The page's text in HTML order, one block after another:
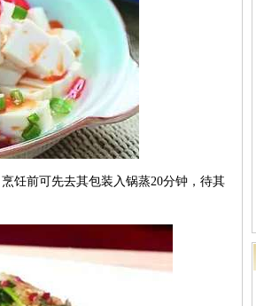
饪前可先去其包装入锅蒸20分钟，待其